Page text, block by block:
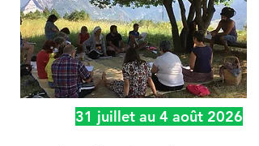
31 juillet au 4 août 2026